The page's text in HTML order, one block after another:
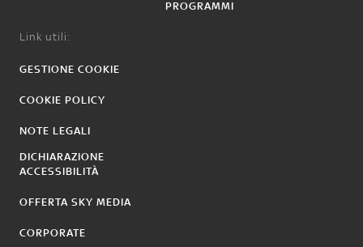
PROGRAMMI
Link utili:
GESTIONE COOKIE
COOKIE POLICY
NOTE LEGALI
DICHIARAZIONE
ACCESSIBILITÀ
OFFERTA SKY MEDIA
CORPORATE